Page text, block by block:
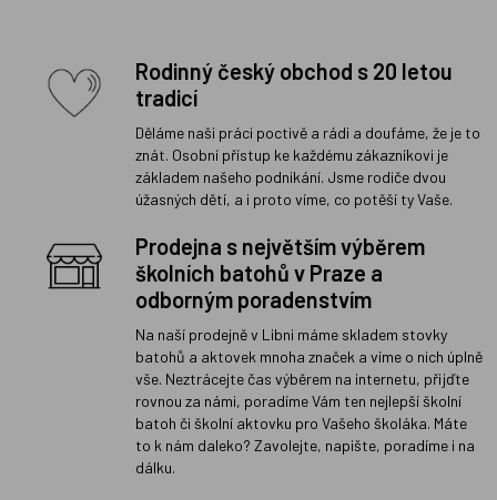
Rodinný český obchod s 20 letou
tradicí
Děláme naši práci poctivě a rádi a doufáme, že je to
znát. Osobní přístup ke každému zákazníkovi je
základem našeho podnikání. Jsme rodiče dvou
úžasných dětí, a i proto víme, co potěší ty Vaše.
Prodejna s největším výběrem
školních batohů v Praze a
odborným poradenstvím
Na naší prodejně v Libni máme skladem stovky
batohů a aktovek mnoha značek a víme o nich úplně
vše. Neztrácejte čas výběrem na internetu, přijďte
rovnou za námi, poradíme Vám ten nejlepší školní
batoh či školní aktovku pro Vašeho školáka. Máte
to k nám daleko? Zavolejte, napište, poradíme i na
dálku.